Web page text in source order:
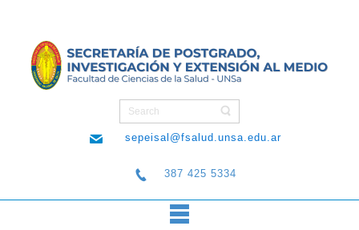
sepeisal@fsalud.unsa.edu.ar
387 425 5334